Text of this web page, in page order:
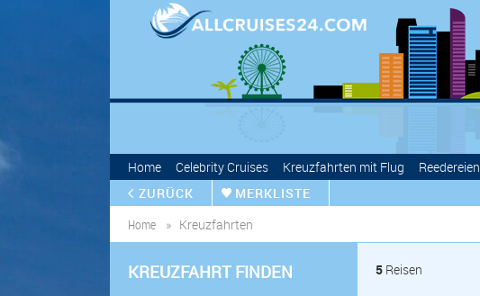
Home Celebrity Cruises Kreuzfahrten mit Flug Reedereien
ZURÜCK
MERKLISTE
Home
Kreuzfahrten
KREUZFAHRT FINDEN 5 Reisen